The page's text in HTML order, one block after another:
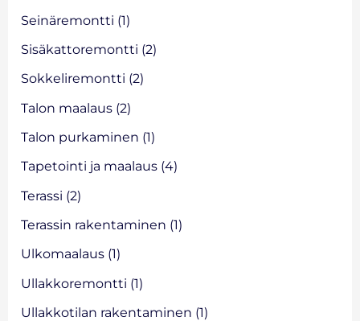
Seinäremontti (1)
Sisäkattoremontti (2)
Sokkeliremontti (2)
Talon maalaus (2)
Talon purkaminen (1)
Tapetointi ja maalaus (4)
Terassi (2)
Terassin rakentaminen (1)
Ulkomaalaus (1)
Ullakkoremontti (1)
Ullakkotilan rakentaminen (1)